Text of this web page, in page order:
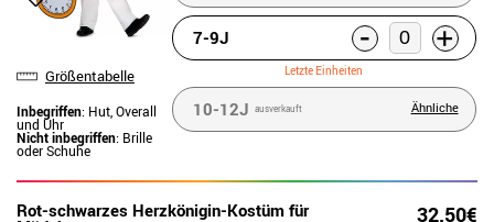
Größentabelle
Inbegriffen: Hut, Overall
und Uhr
Nicht inbegriffen: Brille
oder Schuhe
7-9J - +
Letzte Einheiten
10-12J ausverkauft Ähnliche
Rot-schwarzes Herzkönigin-Kostüm für 32.50€